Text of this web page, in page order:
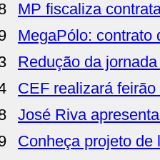
MP fiscaliza
MegaPólo: contrato
Redução da
CEF realizará
José Riva
Conheça projeto de